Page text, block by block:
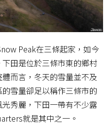
Peak在三條起家，如今
田是位於三條市東的鄉村
而言，冬天的雪量並不及
雪量卻足以稱作三條市的
光秀麗，下田一帶有不少露
就是其中之一。